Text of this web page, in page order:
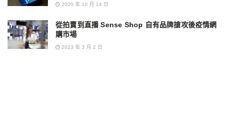
2020 年 10 月 14 日
從拍賣到直播 Sense Shop 自有品牌搶攻後疫情網
購市場
2023 年 3 月 2 日